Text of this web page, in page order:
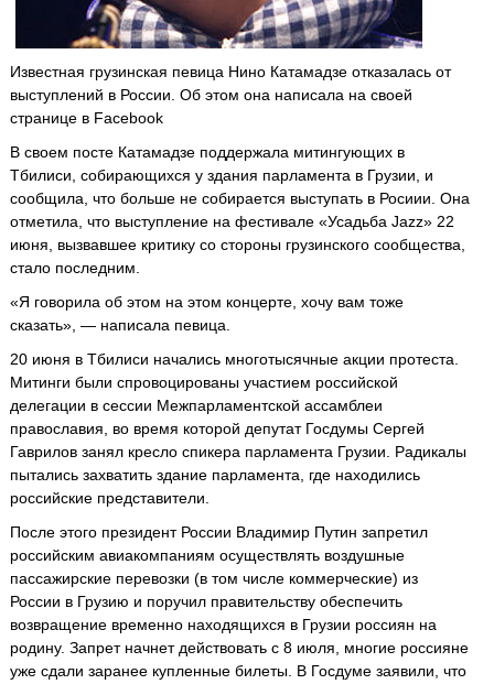
Известная грузинская певица Нино Катамадзе отказалась от
выступлений в России. Об этом она написала на своей
странице в Facebook
В своем посте Катамадзе поддержала митингующих в
Тбилиси, собирающихся у здания парламента в Грузии, и
сообщила, что больше не собирается выступать в Росиии. Она
отметила, что выступление на фестивале «Усадьба Jazz» 22
июня, вызвавшее критику со стороны грузинского сообщества,
стало последним.
«Я говорила об этом на этом концерте, хочу вам тоже
сказать», — написала певица.
20 июня в Тбилиси начались многотысячные акции протеста.
Митинги были спровоцированы участием российской
делегации в сессии Межпарламентской ассамблеи
православия, во время которой депутат Госдумы Сергей
Гаврилов занял кресло спикера парламента Грузии. Радикалы
пытались захватить здание парламента, где находились
российские представители.
После этого президент России Владимир Путин запретил
российским авиакомпаниям осуществлять воздушные
пассажирские перевозки (в том числе коммерческие) из
России в Грузию и поручил правительству обеспечить
возвращение временно находящихся в Грузии россиян на
родину. Запрет начнет действовать с 8 июля, многие россияне
уже сдали заранее купленные билеты. В Госдуме заявили, что